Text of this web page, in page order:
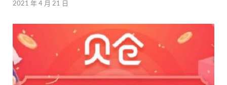
2021 年 4 月 21 日